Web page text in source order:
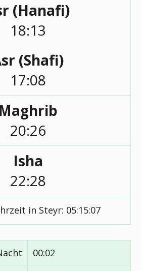
(Hanafi)
18:13
(Shafi)
17:08
Maghrib
20:26
Isha
22:28
in Steyr: 05:15:08
00:02